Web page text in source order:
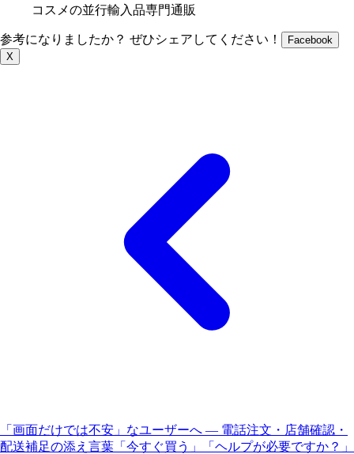
コスメの並行輸入品専門通販
参考になりましたか？ ぜひシェアしてください！
Facebook
X
「画面だけでは不安」なユーザーへ — 電話注文・店舗確認・
配送補足の添え言葉 「今すぐ買う」「ヘルプが必要ですか？」